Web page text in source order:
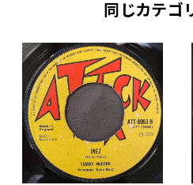
同じカテゴ